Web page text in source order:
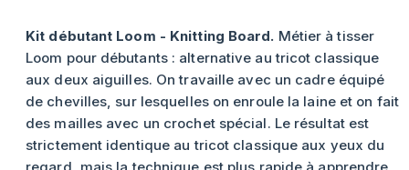
Kit débutant Loom - Knitting Board. Métier à tisser
Loom pour débutants : alternative au tricot classique
aux deux aiguilles. On travaille avec un cadre équipé
de chevilles, sur lesquelles on enroule la laine et on fait
des mailles avec un crochet spécial. Le résultat est
strictement identique au tricot classique aux yeux du